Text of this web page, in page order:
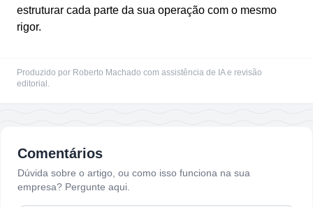
estruturar cada parte da sua operação com o mesmo
rigor.
Produzido por Roberto Machado com assistência de IA e revisão
editorial.
Comentários
Dúvida sobre o artigo, ou como isso funciona na sua
empresa? Pergunte aqui.